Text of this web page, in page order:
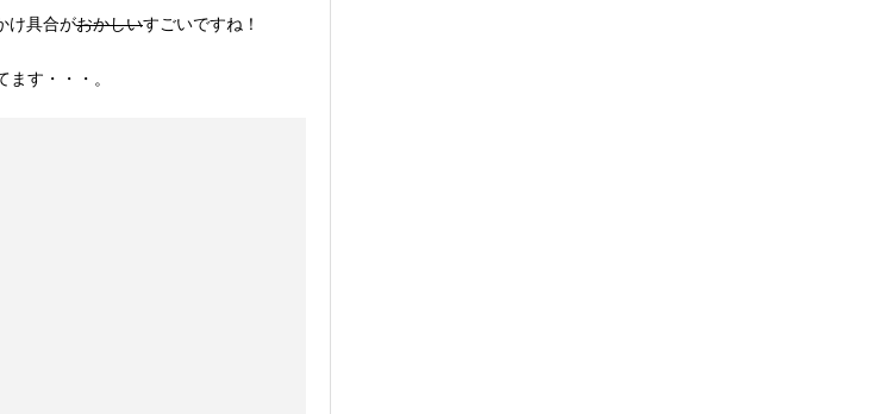
け具合がおかしいすごいですね！
す・・・。